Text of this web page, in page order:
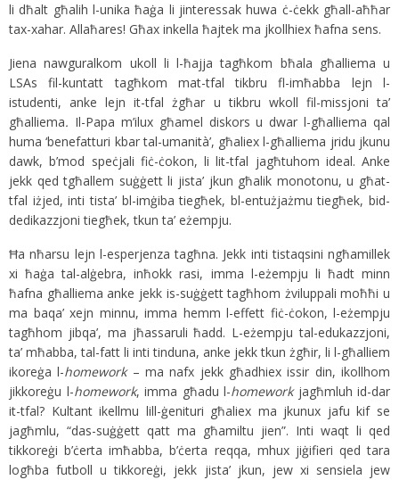
li dħalt għalih l-unika ħaġa li jinteressak huwa ċ-ċekk għall-aħħar
tax-xahar. Allaħares! Għax inkella ħajtek ma jkollhiex ħafna sens.
Jiena nawguralkom ukoll li l-ħajja tagħkom bħala għalliema u
LSAs fil-kuntatt tagħkom mat-tfal tikbru fl-imħabba lejn l-
istudenti, anke lejn it-tfal żgħar u tikbru wkoll fil-missjoni ta’
għalliema. Il-Papa m’ilux għamel diskors u dwar l-għalliema qal
huma ‘benefatturi kbar tal-umanità’, għaliex l-għalliema jridu jkunu
dawk, b’mod speċjali fiċ-ċokon, li lit-tfal jagħtuhom ideal. Anke
jekk qed tgħallem suġġett li jista’ jkun għalik monotonu, u għat-
tfal iżjed, inti tista’ bl-imġiba tiegħek, bl-entużjażmu tiegħek, bid-
dedikazzjoni tiegħek, tkun ta’ eżempju.
Ħa nħarsu lejn l-esperjenza tagħna. Jekk inti tistaqsini ngħamillek
xi ħaġa tal-alġebra, inħokk rasi, imma l-eżempju li ħadt minn
ħafna għalliema anke jekk is-suġġett tagħhom żviluppali moħħi u
ma baqa’ xejn minnu, imma hemm l-effett fiċ-ċokon, l-eżempju
tagħhom jibqa’, ma jħassaruli ħadd. L-eżempju tal-edukazzjoni,
ta’ mħabba, tal-fatt li inti tinduna, anke jekk tkun żgħir, li l-għalliem
ikoreġa l-homework– ma nafx jekk għadhiex issir din, ikollhom
jikkoreġu l-homework, imma għadu l-homeworkjagħmluh id-dar
it-tfal? Kultant ikellmu lill-ġenituri għaliex ma jkunux jafu kif se
jagħmlu, “das-suġġett qatt ma għamiltu jien”. Inti waqt li qed
tikkoreġi b’ċerta imħabba, b’ċerta reqqa, mhux jiġifieri qed tara
logħba futboll u tikkoreġi, jekk jista’ jkun, jew xi sensiela jew